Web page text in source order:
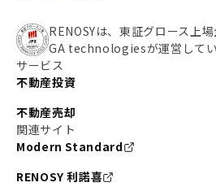
RENOSYは、東証グロース上
GA technologiesが運営してい
サービス
不動産投資
不動産売却
関連サイト
Modern Standard
RENOSY 利諾喜